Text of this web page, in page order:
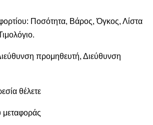
Ποσότητα, Βάρος, Όγκος, Λίστα
προμηθευτή, Διεύθυνση
θέλετε
μεταφοράς